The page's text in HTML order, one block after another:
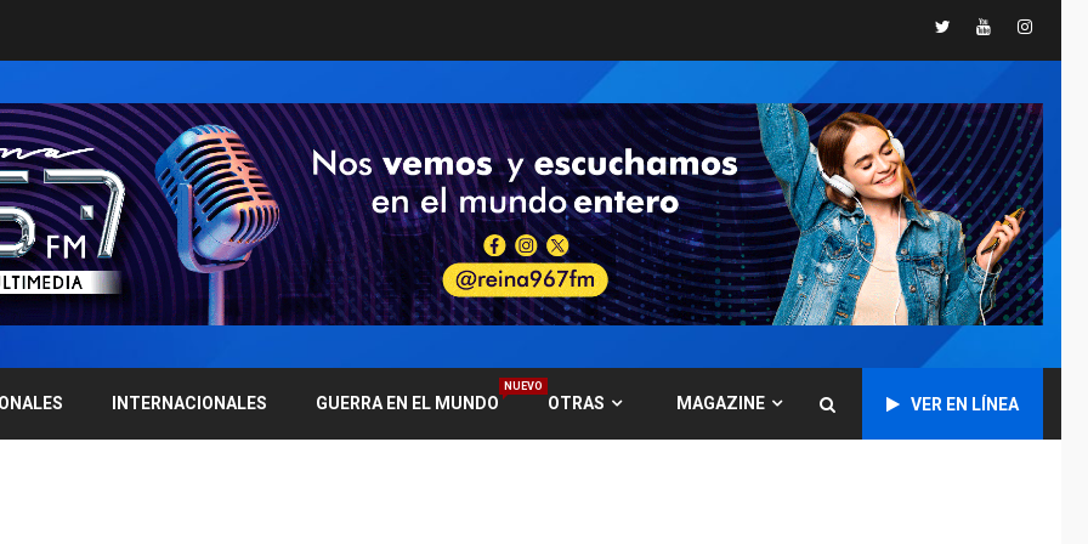
TwitterYoutube
INTERNACIONALES GUERRA EN EL MUNDO
NUEVO
OTRAS MAGAZINE VER EN LÍNEA
5
controles fronterizos
a Italia
6
INTERNACIONALES
TITULARES
ÚLTIMA HORA
Arabia Saudita,
Turquía y Pakistán
firman pacto de
defensa
LATINOAMÉRICA Y CARIBE
TITULARES
ÚLTIMA HORA
De la Espriella jura
Colombia